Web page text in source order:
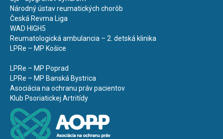
Národný ústav reumatických chorôb
Česká Revma Liga
WAD HIGH5
Reumatologická ambulancia – 2. detská klinika
LPRe – MP Košice
LPRe – MP Poprad
LPRe – MP Banská Bystrica
Asociácia na ochranu práv pacientov
Klub Psoriatickej Artritídy